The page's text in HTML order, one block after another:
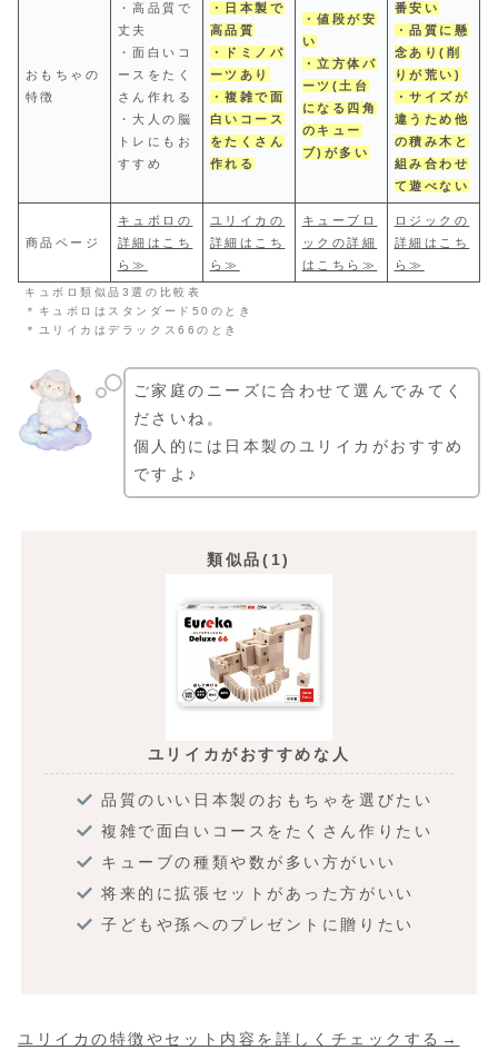
おもちゃの
特徴
・高品質で
丈夫
・面白いコ
ースをたく
さん作れる
・大人の脳
トレにもお
すすめ
・日本製 で
高品質
・ドミノパ
ーツあり
・複雑で面
白いコース
をたくさん
作れる
・値段が安
い
・立方体パ
ーツ(土台
になる四角
のキュー
ブ)が多い
番安い
・品質に懸
念あり(削
りが荒い)
・サイズが
違うため他
の積み木と
組み合わせ
て遊べない
商品ページ
キュボロの
詳細はこち
ら≫
ユリイカの
詳細はこち
ら≫
キューブロ
ックの詳細
はこちら≫
ロジックの
詳細はこち
ら≫
キュボロ類似品3選の比較表
＊キュボロはスタンダード50のとき
＊ユリイカはデラックス66のとき
ご家庭のニーズに合わせて選んでみてく
ださいね。
個人的には日本製のユリイカがおすすめ
ですよ♪
類似品(1)
ユリイカがおすすめな人
品質のいい日本製のおもちゃを選びたい
複雑で面白いコースをたくさん作りたい
キューブの種類や数が多い方がいい
将来的に拡張セットがあった方がいい
子どもや孫へのプレゼントに贈りたい
ユリイカの特徴やセット内容を詳しくチェックする→